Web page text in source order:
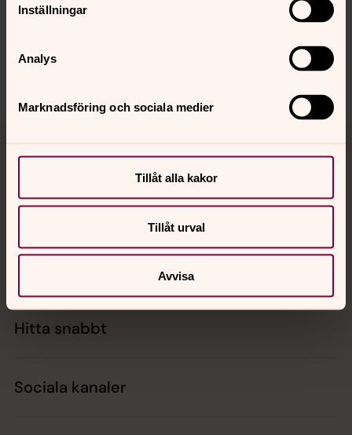
Inställningar
Analys
Marknadsföring och sociala medier
Tillåt alla kakor
Tillåt urval
Avvisa
Synpunkter eller frågor på sidans
norra.oland.pastorat@svenskakyrkan.se
Kontakt
Hitta snabbt
Sociala kanaler